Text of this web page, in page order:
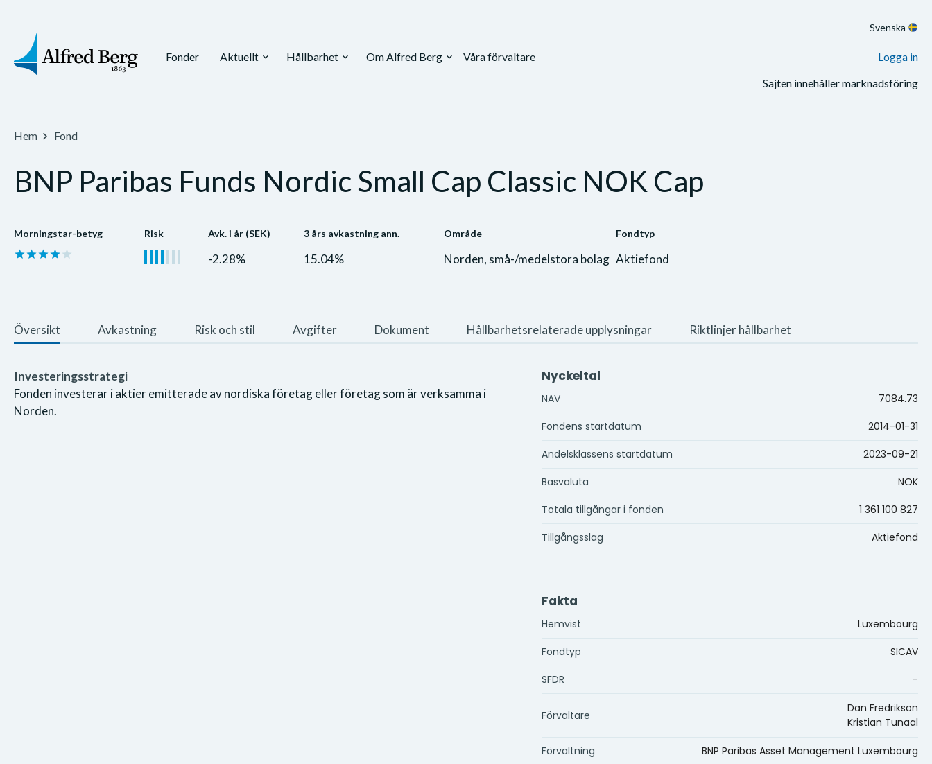
Svenska
Fonder Aktuellt expand_more Hållbarhet expand_more Om Alfred Berg expand_more Våra förvaltare
Logga in
Sajten innehåller marknadsföring
Hem Fond
BNP Paribas Funds Nordic Small Cap Classic NOK Cap
Morningstar-betyg Risk Avk. i år (SEK) 3 års avkastning ann. Område Fondtyp
-2.28% 15.04% Norden, små-/medelstora bolag Aktiefond
Översikt Avkastning Risk och stil Avgifter Dokument Hållbarhetsrelaterade upplysningar Riktlinjer hållbarhet
Investeringsstrategi
Fonden investerar i aktier emitterade av nordiska företag eller företag som är verksamma i
Norden.
Nyckeltal
NAV 7084.73
Fondens startdatum
2014-01-31
Andelsklassens startdatum
2023-09-21
Basvaluta
NOK
Totala tillgångar i fonden
1 361 100 827
Tillgångsslag
Aktiefond
Fakta
Hemvist Luxembourg
Fondtyp
SICAV
SFDR
-
Förvaltare
Dan Fredrikson
Kristian Tunaal
Förvaltning
BNP Paribas Asset Management Luxembourg